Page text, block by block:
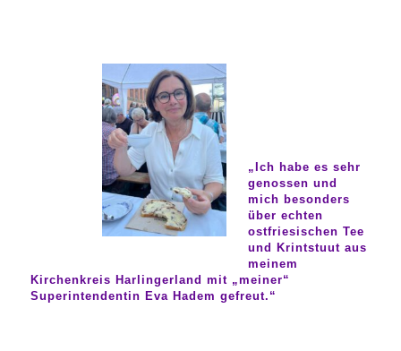
„Ich habe es sehr
genossen und
mich besonders
über echten
ostfriesischen Tee
und Krintstuut aus
meinem
Kirchenkreis Harlingerland mit „meiner“
Superintendentin Eva Hadem gefreut.“